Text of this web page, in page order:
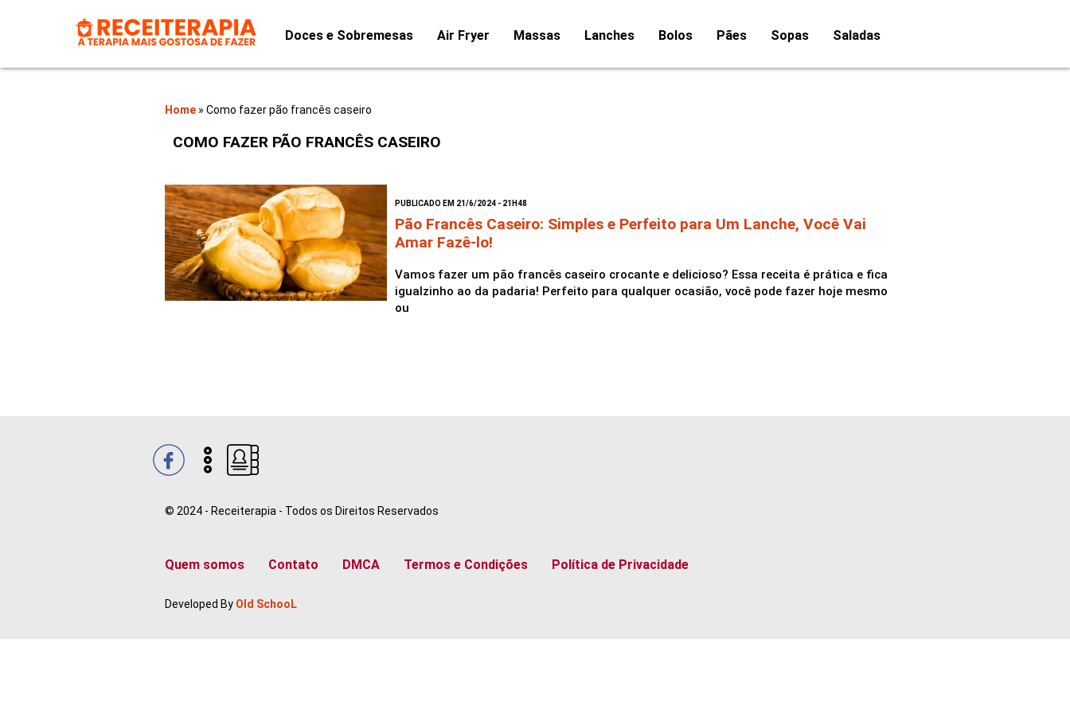
Doces e Sobremesas Air Fryer Massas Lanches Bolos Pães Sopas Saladas
Home » Como fazer pão francês caseiro
COMO FAZER PÃO FRANCÊS CASEIRO
PUBLICADO EM 21/6/2024 - 21H48
Pão Francês Caseiro: Simples e Perfeito para Um Lanche, Você Vai
Amar Fazê-lo!
Vamos fazer um pão francês caseiro crocante e delicioso? Essa receita é prática e fica
igualzinho ao da padaria! Perfeito para qualquer ocasião, você pode fazer hoje mesmo
ou
© 2024 - Receiterapia - Todos os Direitos Reservados
Quem somos Contato DMCA Termos e Condições Política de Privacidade
Developed By Old SchooL